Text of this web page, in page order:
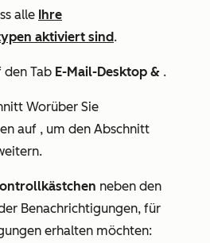
alle Ihre
aktiviert sind.
den Tab E-Mail-Desktop & .
Worüber Sie
auf , um den Abschnitt
neben den
Benachrichtigungen, für
erhalten möchten: